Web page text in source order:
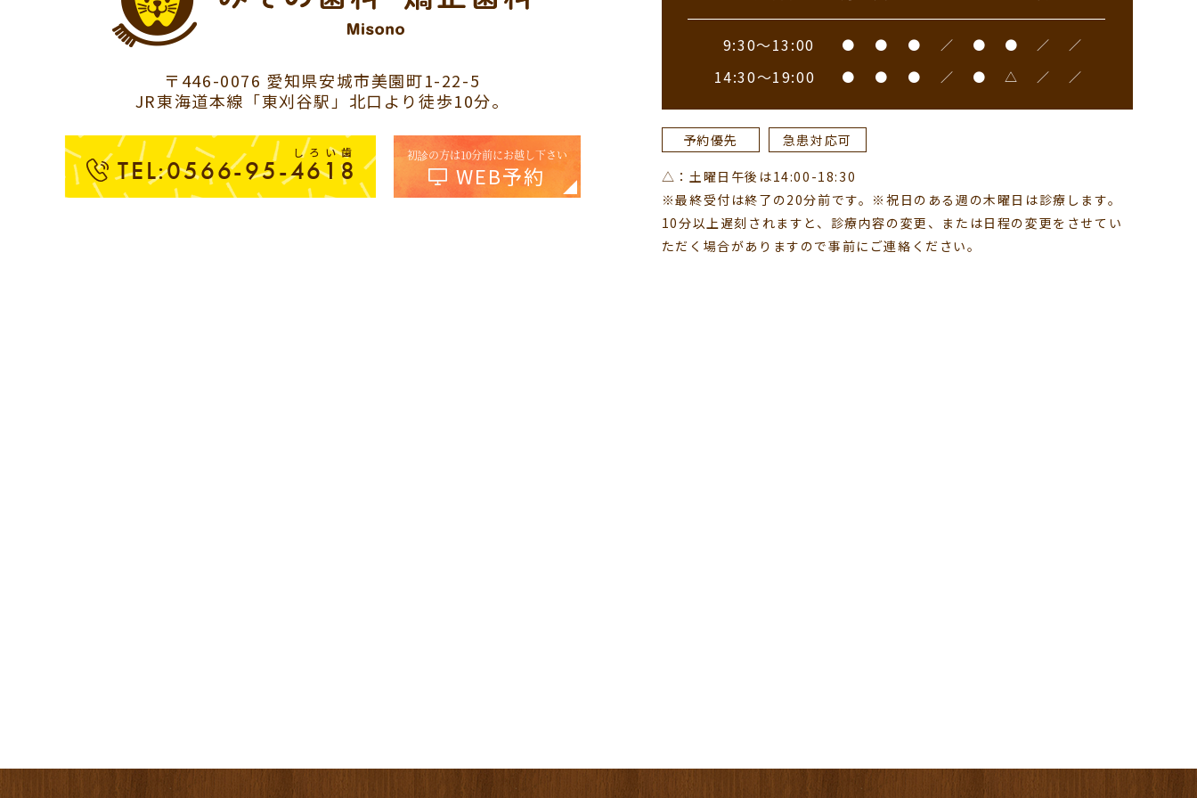
〒446-0076 愛知県安城市美園町1-22-5
JR東海道本線「東刈谷駅」北口より徒歩10分。
しろい歯
TEL:0566-95-4618
初診の方は10分前にお越し下さい
WEB予約
9:30～13:00 ● ● ● ／ ● ● ／ ／
14:30～19:00 ● ● ● ／ ● △ ／ ／
予約優先 急患対応可
△：土曜日午後は14:00-18:30
※最終受付は終了の20分前です。※祝日のある週の木曜日は診療します。
10分以上遅刻されますと、診療内容の変更、または日程の変更をさせてい
ただく場合がありますので事前にご連絡ください。